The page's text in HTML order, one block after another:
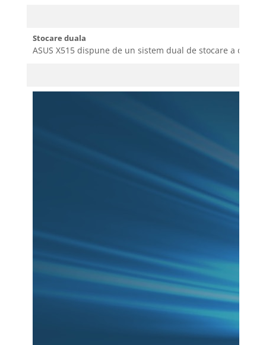
Stocare duala
ASUS X515 dispune de un sistem dual de stocare a